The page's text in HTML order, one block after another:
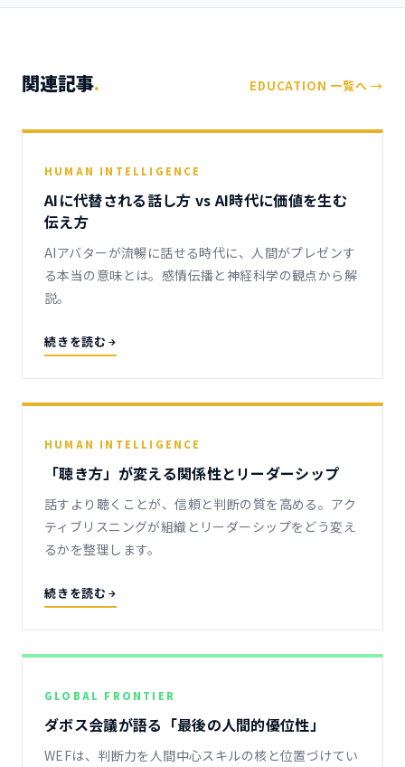
関連記事. EDUCATION 一覧へ →
HUMAN INTELLIGENCE
AIに代替される話し方 vs AI時代に価値を生む
伝え方
AIアバターが流暢に話せる時代に、人間がプレゼンす
る本当の意味とは。感情伝播と神経科学の観点から解
説。
続きを読む
HUMAN INTELLIGENCE
「聴き方」が変える関係性とリーダーシップ
話すより聴くことが、信頼と判断の質を高める。アク
ティブリスニングが組織とリーダーシップをどう変え
るかを整理します。
続きを読む
GLOBAL FRONTIER
ダボス会議が語る「最後の人間的優位性」
WEFは、判断力を人間中心スキルの核と位置づけてい